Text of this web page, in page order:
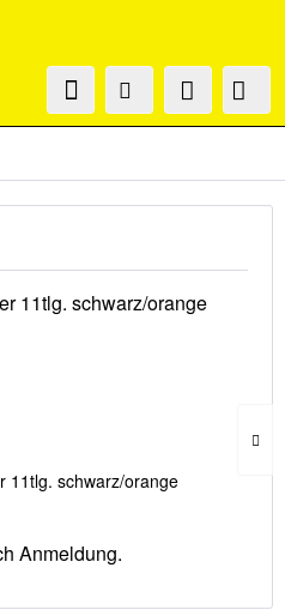
11tlg. schwarz/orange
Anmeldung.